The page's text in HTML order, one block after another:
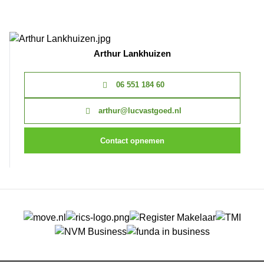
Arthur Lankhuizen
06 551 184 60
arthur@lucvastgoed.nl
Contact opnemen